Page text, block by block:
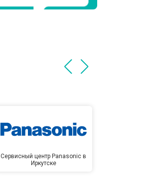
Сервисный центр Panasonic в
Иркутске